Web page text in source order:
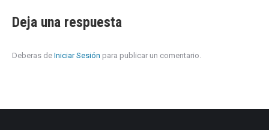
Deja una respuesta
Deberas de Iniciar Sesión para publicar un comentario.